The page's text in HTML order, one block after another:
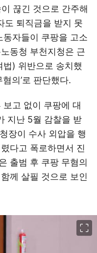
끊긴 것으로 간주해
도 퇴직금을 받지 못
자들이 쿠팡을 고소
동청 부천지청은 근
법) 위반으로 송치했
의’로 판단했다.
고 없이 쿠팡에 대
지난 5월 감찰을 받
장이 수사 외압을 행
다고 폭로하면서 진
출범 후 쿠팡 무혐의
께 살필 것으로 보인